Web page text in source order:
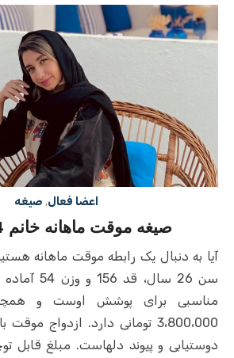
اعضا فعال, صیغه
صیغه موقت ماهانه خانم 524 بابل
سن 26 سال،
مناسبی برای پوشش اوست و
3،800،000 تومانی دارد. ازدواج
دوستیابی و پیوند دلهاست. مبلغ قابل